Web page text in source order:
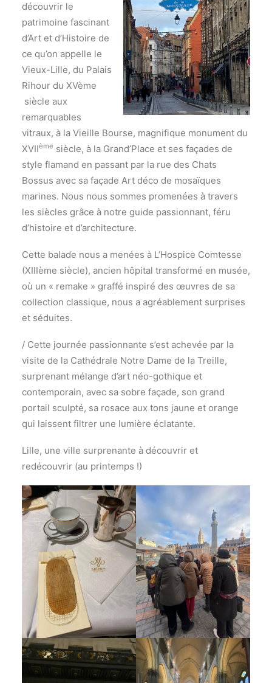
découvrir le
patrimoine fascinant
d’Art et d’Histoire de
ce qu’on appelle le
Vieux-Lille, du Palais
Rihour du XVème
siècle aux
remarquables
vitraux, à la Vieille Bourse, magnifique monument du
XVIIème siècle, à la Grand’Place et ses façades de
style flamand en passant par la rue des Chats
Bossus avec sa façade Art déco de mosaïques
marines. Nous nous sommes promenées à travers
les siècles grâce à notre guide passionnant, féru
d’histoire et d’architecture.
Cette balade nous a menées à L’Hospice Comtesse
(XIIIème siècle), ancien hôpital transformé en musée,
où un « remake » graffé inspiré des œuvres de sa
collection classique, nous a agréablement surprises
et séduites.
/ Cette journée passionnante s’est achevée par la
visite de la Cathédrale Notre Dame de la Treille,
surprenant mélange d’art néo-gothique et
contemporain, avec sa sobre façade, son grand
portail sculpté, sa rosace aux tons jaune et orange
qui laissent filtrer une lumière éclatante.
Lille, une ville surprenante à découvrir et
redécouvrir (au printemps !)